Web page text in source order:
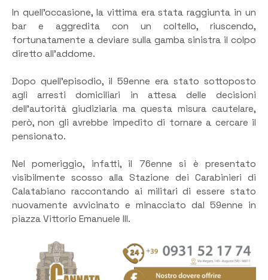
In quell’occasione, la vittima era stata raggiunta in un
bar e aggredita con un coltello, riuscendo,
fortunatamente a deviare sulla gamba sinistra il colpo
diretto all’addome.
Dopo quell’episodio, il 59enne era stato sottoposto
agli arresti domiciliari in attesa delle decisioni
dell’autorità giudiziaria ma questa misura cautelare,
però, non gli avrebbe impedito di tornare a cercare il
pensionato.
Nel pomeriggio, infatti, il 76enne si è presentato
visibilmente scosso alla Stazione dei Carabinieri di
Calatabiano raccontando ai militari di essere stato
nuovamente avvicinato e minacciato dal 59enne in
piazza Vittorio Emanuele III.